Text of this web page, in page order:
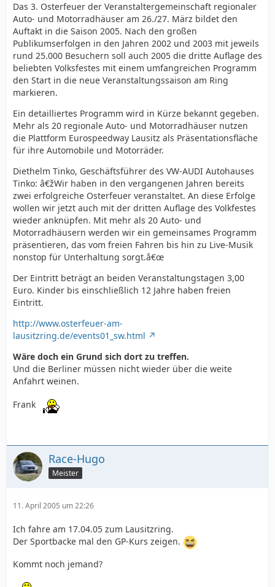
Das 3. Osterfeuer der Veranstaltergemeinschaft regionaler
Auto- und Motorradhäuser am 26./27. März bildet den
Auftakt in die Saison 2005. Nach den großen
Publikumserfolgen in den Jahren 2002 und 2003 mit jeweils
rund 25.000 Besuchern soll auch 2005 die dritte Auflage des
beliebten Volksfestes mit einem umfangreichen Programm
den Start in die neue Veranstaltungssaison am Ring
markieren.
Ein detailliertes Programm wird in Kürze bekannt gegeben.
Mehr als 20 regionale Auto- und Motorradhäuser nutzen
die Plattform Eurospeedway Lausitz als Präsentationsfläche
für ihre Automobile und Motorräder.
Diethelm Tinko, Geschäftsführer des VW-AUDI Autohauses
Tinko: â€žWir haben in den vergangenen Jahren bereits
zwei erfolgreiche Osterfeuer veranstaltet. An diese Erfolge
wollen wir jetzt auch mit der dritten Auflage des Volkfestes
wieder anknüpfen. Mit mehr als 20 Auto- und
Motorradhäusern werden wir ein gemeinsames Programm
präsentieren, das vom freien Fahren bis hin zu Live-Musik
nonstop für Unterhaltung sorgt.â€œ
Der Eintritt beträgt an beiden Veranstaltungstagen 3,00
Euro. Kinder bis einschließlich 12 Jahre haben freien
Eintritt.
http://www.osterfeuer-am-
lausitzring.de/events01_sw.html
Wäre doch ein Grund sich dort zu treffen.
Und die Berliner müssen nicht wieder über die weite
Anfahrt weinen.
Frank
Race-Hugo
Meister
11. April 2005 um 22:26
Ich fahre am 17.04.05 zum Lausitzring.
Der Sportbacke mal den GP-Kurs zeigen.
Kommt noch jemand?